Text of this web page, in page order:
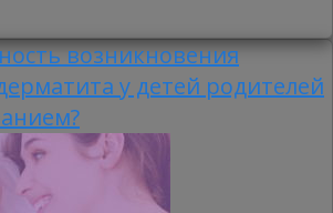
возникновения
у детей родителей